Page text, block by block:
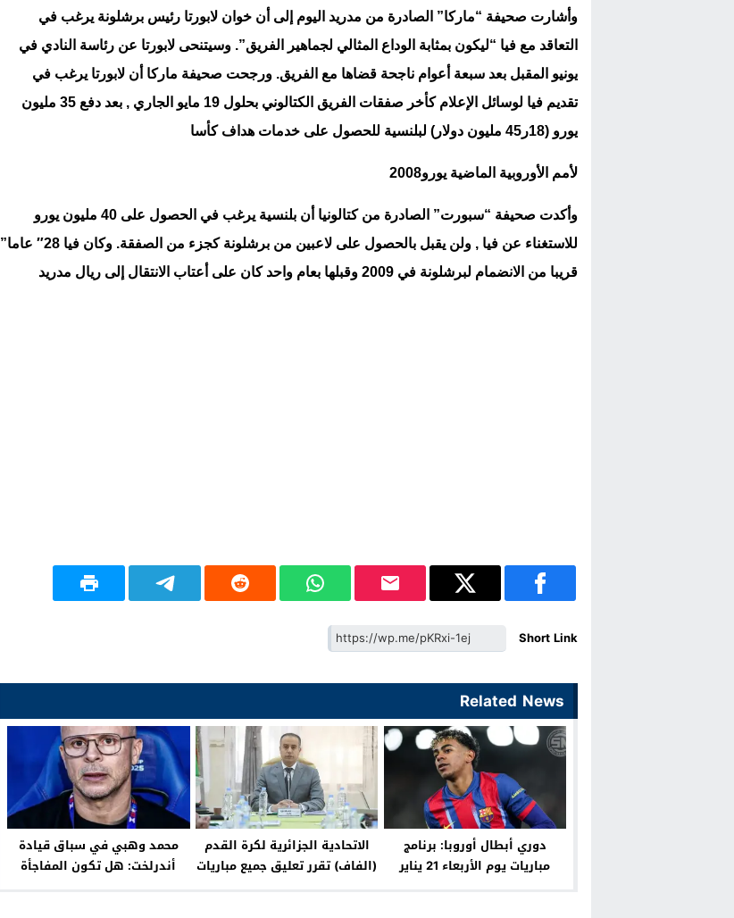
وأشارت صحيفة “ماركا” الصادرة من مدريد اليوم إلى أن خوان لابورتا رئيس برشلونة يرغب في
التعاقد مع فيا “ليكون بمثابة الوداع المثالي لجماهير الفريق”. وسيتنحى لابورتا عن رئاسة النادي في
يونيو المقبل بعد سبعة أعوام ناجحة قضاها مع الفريق. ورجحت صحيفة ماركا أن لابورتا يرغب في
تقديم فيا لوسائل الإعلام كأخر صفقات الفريق الكتالوني بحلول 19 مايو الجاري , بعد دفع 35 مليون
يورو (18ر45 مليون دولار) لبلنسية للحصول على خدمات هداف كأس
ا
لأمم الأوروبية الماضية يور و2008
وأكدت صحيفة “سبورت” الصادرة من كتالونيا أن بلنسية يرغب في الحصول على 40 مليون يورو
للاستغناء عن فيا , ولن يقبل بالحصول على لاعبين من برشلونة كجزء من الصفقة. وكان فيا 28″ عاما”
قريبا من الانضمام لبرشلونة في 2009 وقبلها بعام واحد كان على أعتاب الانتقال إلى ريال مدريد
Short Link
Related News
دوري أبطال أوروبا: برنامج
مباريات يوم الأربعاء 21 يناير
الاتحادية الجزائرية لكرة القدم
(الفاف) تقرر تعليق جميع مباريات
محمد وهبي في سباق قيادة
أندرلخت: هل تكون المفاجأة